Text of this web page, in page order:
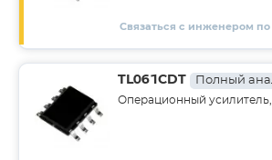
Связаться с инженером
TL061CDT Полный
Операционный